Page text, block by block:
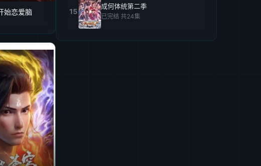
始恋爱脑 15
成何体统第二季
已完结 共24集